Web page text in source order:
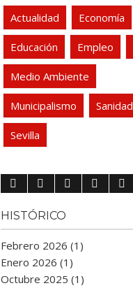
Actualidad Economía
Educación Empleo
Medio Ambiente
Municipalismo Sanidad
Sevilla
HISTÓRICO
Febrero 2026 (1)
Enero 2026 (1)
Octubre 2025 (1)